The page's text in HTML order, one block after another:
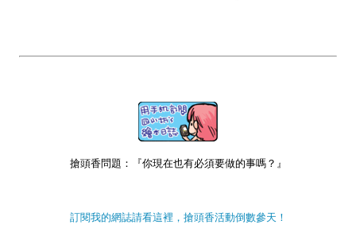
搶頭香問題：『你現在也有必須要做的事嗎？』
訂閱我的網誌請看這裡，搶頭香活動倒數參天！